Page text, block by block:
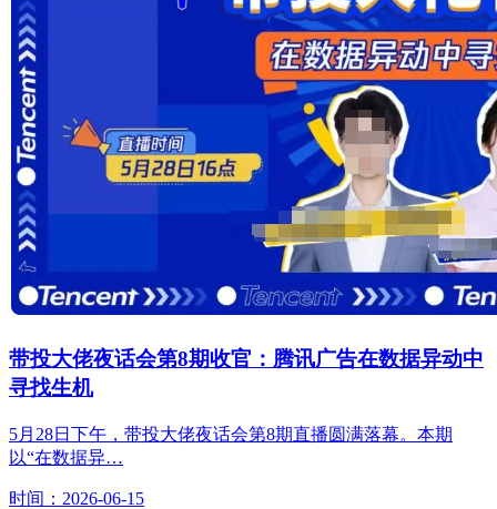
带投大佬夜话会第8期收官：腾讯广告在数据异动中
寻找生机
5月28日下午，带投大佬夜话会第8期直播圆满落幕。本期
以“在数据异…
时间：2026-06-15